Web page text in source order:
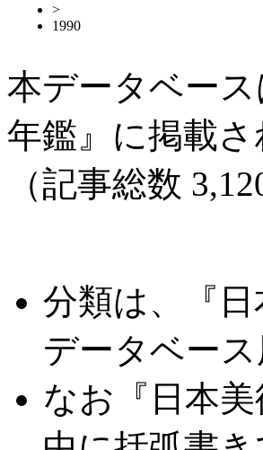
>
1990
本データベー
年鑑』に掲載
（記事総数
分類は、『
データベー
なお『日本